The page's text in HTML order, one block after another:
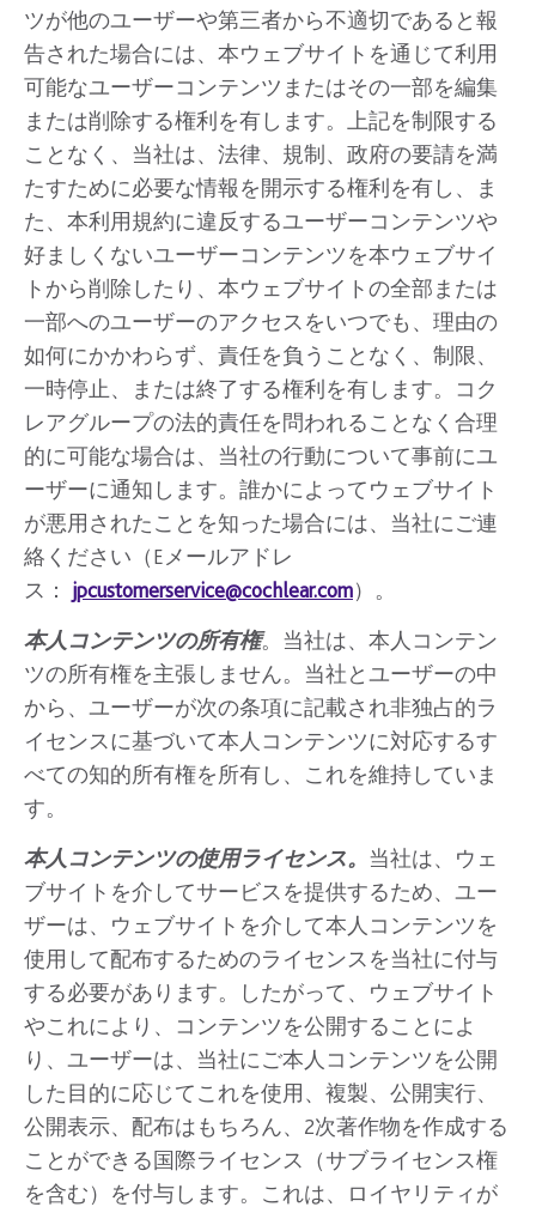
ツが他のユーザーや第三者から不適切であると報
告された場合には、本ウェブサイトを通じて利用
可能なユーザーコンテンツまたはその一部を編集
または削除する権利を有します。上記を制限する
ことなく、当社は、法律、規制、政府の要請を満
たすために必要な情報を開示する権利を有し、ま
た、本利用規約に違反するユーザーコンテンツや
好ましくないユーザーコンテンツを本ウェブサイ
トから削除したり、本ウェブサイトの全部または
一部へのユーザーのアクセスをいつでも、理由の
如何にかかわらず、責任を負うことなく、制限、
一時停止、または終了する権利を有します。コク
レアグループの法的責任を問われることなく合理
的に可能な場合は、当社の行動について事前にユ
ーザーに通知します。誰かによってウェブサイト
が悪用されたことを知った場合には、当社にご連
絡ください（Eメールアドレ
ス： jpcustomerservice@cochlear.com）。
本人コンテンツの所有権。当社は、本人コンテン
ツの所有権を主張しません。当社とユーザーの中
から、ユーザーが次の条項に記載され非独占的ラ
イセンスに基づいて本人コンテンツに対応するす
べての知的所有権を所有し、これを維持していま
す。
本人コンテンツの使用ライセンス。 当社は、ウェ
ブサイトを介してサービスを提供するため、ユー
ザーは、ウェブサイトを介して本人コンテンツを
使用して配布するためのライセンスを当社に付与
する必要があります。したがって、ウェブサイト
やこれにより、コンテンツを公開することによ
り、ユーザーは、当社にご本人コンテンツを公開
した目的に応じてこれを使用、複製、公開実行、
公開表示、配布はもちろん、2次著作物を作成する
ことができる国際ライセンス（サブライセンス権
を含む）を付与します。これは、ロイヤリティが